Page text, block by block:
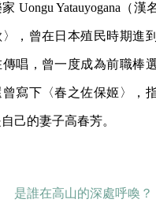
Uongu Yatauyogana（漢
〉，曾在日本殖民時期進
唱，曾一度成為前職棒
曾寫下〈春之佐保姬〉，
己的妻子高春芳。
是誰在高山的深處呼喚？